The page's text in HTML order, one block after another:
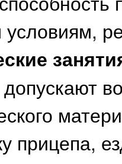
условиям,
прицепа,